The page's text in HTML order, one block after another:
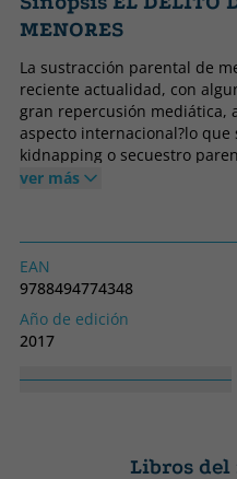
MENORES
La sustracción parental de
reciente actualidad, con
gran repercusión mediática,
aspecto internacional?lo
kidnapping o secuestro
por el aumento de
se toman la justicia por su
resolución judicial o
la sustracción parental de
enorme complejidad
nacional e internacional se
la civil y la penal, con
los delitos de detención
ver más
EAN
9788494774348
Año de edición
2017
Libros del